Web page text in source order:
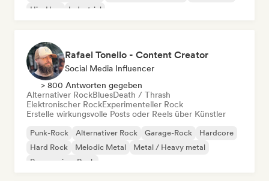
Hip-Hop
Industrial
Rafael Tonello - Content Creator
Social Media Influencer
> 800 Antworten gegeben
Alternativer RockBluesDeath / Thrash
Elektronischer RockExperimenteller Rock
Erstelle wirkungsvolle Posts oder Reels über Künstler
Punk-Rock Alternativer Rock Garage-Rock
Hardcore
Hard Rock
Melodic Metal
Metal / Heavy metal
Progressiver Rock